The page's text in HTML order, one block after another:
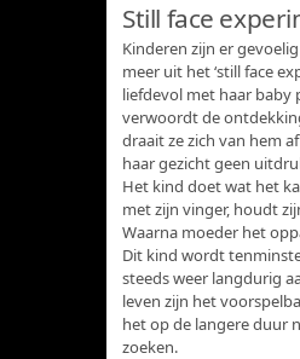
Still face
Kinderen zijn er
meer uit het ‘still face
liefdevol met haar baby
verwoordt de
draait ze zich van hem
haar gezicht geen
Het kind doet wat het
met zijn vinger, houdt
Waarna moeder het
Dit kind wordt
steeds weer langdurig
leven zijn het
het op de langere duur
zoeken.